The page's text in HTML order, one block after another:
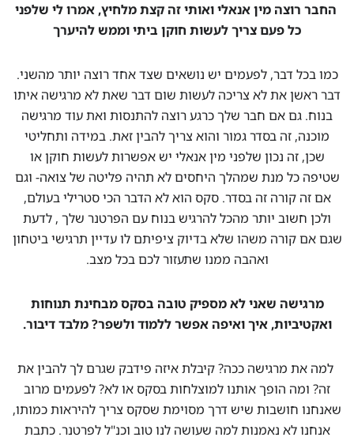
החבר רוצה מין אנאלי ואותי זה קצת מלחיץ, אמרו לי שלפני
כל פעם צריך לעשות חוקן ביתי וממש להיערך
כמו בכל דבר, לפעמים יש נושאים שצד אחד רוצה יותר מהשני.
דבר ראשן את לא צריכה לעשות שום דבר שאת לא מרגישה איתו
בנוח. גם אם חבר שלך כרגע רוצה להתנסות ואת עוד מרגישה
מוכנה, זה בסדר גמור והוא צריך להבין זאת. במידה ותחליטי
שכן, זה נכון שלפני מין אנאלי יש אפשרות לעשות חוקן או
שטיפה כל מנת שמהלך היחסים לא תהיה פליטה של צואה- וגם
אם זה קורה זה בסדר. סקס הוא לא הדבר הכי סטרילי בעולם,
ולכן חשוב יותר מהכל להרגיש בנוח עם הפרטנר שלך , לדעת
שגם אם קורה משהו שלא בדיוק ציפיתם לו עדיין תרגישי ביטחון
ואהבה ממנו שתעזור לכם בכל מצב.
מרגישה שאני לא מספיק טובה בסקס מבחינת תנוחות
ואקטיביות, איך ואיפה אפשר ללמוד ולשפר? מלבד דיבור.
למה את מרגישה ככה? קיבלת איזה פידבק שגרם לך להבין את
זה? ומה הופך אותנו למוצלחות בסקס או לא? לפעמים מרוב
שאנחנו חושבות שיש דרך מסוימת שסקס צריך להיראות כמותו,
אנחנו לא נאמנות למה שעושה לנו טוב וכנ"ל לפרטנר. כתבת